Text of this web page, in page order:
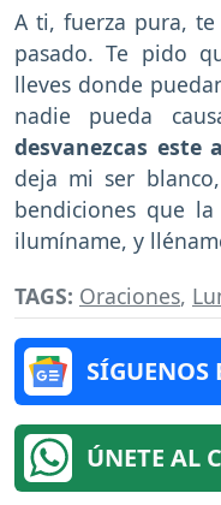
A ti, fuerza pura,
pasado. Te pido
lleves donde
nadie pueda
desvanezcas este
deja mi ser
bendiciones que
ilumíname, y
TAGS: Oraciones,
SÍGUENOS
ÚNETE AL